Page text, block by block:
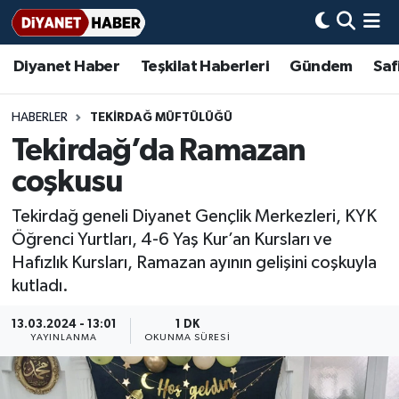
Diyanet Haber Teşkilat Haberleri Gündem
HABERLER TEKIRDAĞ MÜFTÜLÜĞÜ
Tekirdağ’da Ramazan
coşkusu
Tekirdağ geneli Diyanet Gençlik Merkezleri, KYK
Öğrenci Yurtları, 4-6 Yaş Kur’an Kursları ve
Hafızlık Kursları, Ramazan ayının gelişini coşkuyla
kutladı.
13.03.2024 - 13:01
YAYINLANMA
1 DK
OKUNMA SÜRESI
Diyanet Haber
Teşkilat Haberleri
Adana Müftülüğü
Adıyaman Müftülüğü
Afyonkarahisar Müftülüğü
Aksaray Müftülüğü
Amasya Müftülüğü
Ankara Müftülüğü
Antalya Müftülüğü
Gündem
Bir Ayet
Bir Hikaye
Biyografiler
Diyanet Bilgi
Diyanet Takvimi
Dualar
Hadislerle İslam
Basında Bugün
DİYANET eKİTAP
Diyanet Dergi
Aile Dergisi
Aylık Dergi
TDV
İmam Hatip Okulları
Başmakale
Hadis-i Şerifler
Hayat Okumaları
Nöbetçi Eczaneler
Hava Durumu
Ankara Namaz Vakitleri
Süper Lig Puan Durumu ve Fikstür
Tüm Manşetler
Son Dakika Haberleri
Haber Arşivi